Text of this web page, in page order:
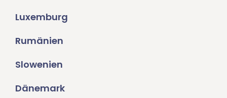
Luxemburg
Rumänien
Slowenien
Dänemark